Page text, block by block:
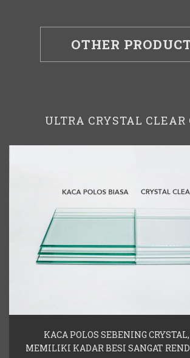
OTHER
ULTRA CRYSTAL CLEAR
KACA POLOS SEBENING
MEMILIKI KADAR BESI SANGAT